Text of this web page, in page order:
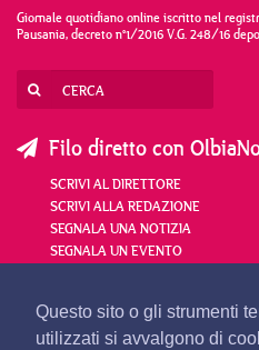
Questo sito o gli strumenti
utilizzati si avvalgono di
Giornale quotidiano online iscritto nel
Pausania, decreto n°1/2016 V.G. 248/16
Filo diretto con
SCRIVI AL DIRETTORE
SCRIVI ALLA REDAZIONE
SEGNALA UNA NOTIZIA
SEGNALA UN EVENTO